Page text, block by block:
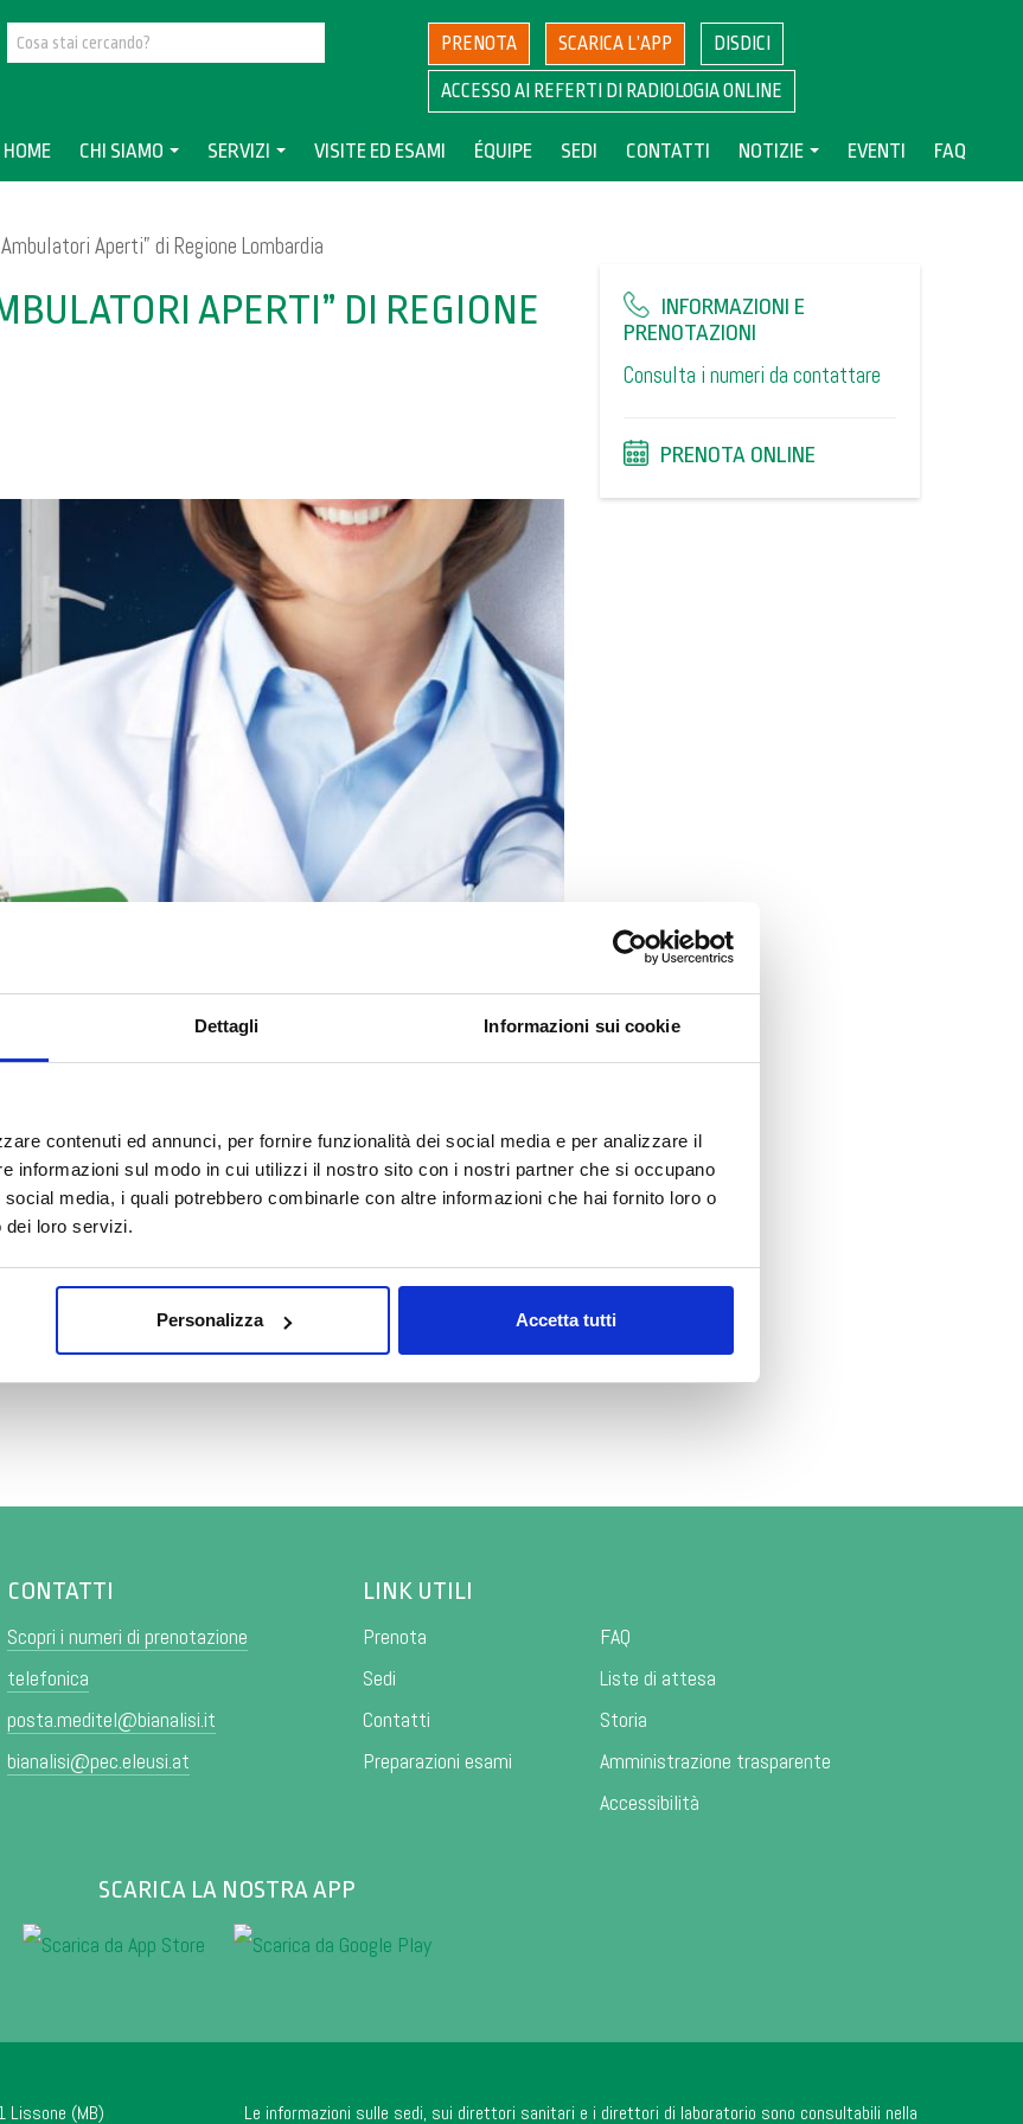
Dettagli Informazioni sui cookie
contenuti ed annunci, per fornire funzionalità dei social media e per analizzare il
informazioni sul modo in cui utilizzi il nostro sito con i nostri partner che si occupano
media, i quali potrebbero combinarle con altre informazioni che hai fornito loro o
dei loro servizi.
Personalizza Accetta tutti
PRENOTA SCARICA L’APP DISDICI
ACCESSO AI REFERTI DI RADIOLOGIA ONLINE
HOME CHI SIAMO SERVIZI VISITE ED ESAMI ÉQUIPE SEDI CONTATTI NOTIZIE EVENTI FAQ
Aperti” di Regione Lombardia
APERTI” DI REGIONE
le fasce orarie ambulatoriali e favorendo l’accesso alla
e di esami strumentali a vantaggio dei cittadini, dal
INFORMAZIONI E
PRENOTAZIONI
Consulta i numeri da contattare
PRENOTA ONLINE
CONTATTI
Scopri i numeri di prenotazione
telefonica
posta.meditel@bianalisi.it
bianalisi@pec.eleusi.at
LINK UTILI
Prenota
Sedi
Contatti
Preparazioni esami
FAQ
Liste di attesa
Storia
Amministrazione trasparente
Accessibilità
SCARICA LA NOSTRA APP
Lissone (MB) Le informazioni sulle sedi, sui direttori sanitari e i direttori di laboratorio sono consultabili nella
alcuni Centri potrebbero osservare orari ridotti o periodi di chiusura.
a consultare ilcalendario completocon le variazioni di agosto.
Grazie.